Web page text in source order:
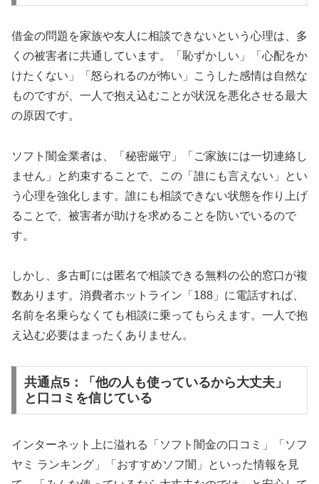
借金の問題を家族や友人に相談できないという心理は、多
くの被害者に共通しています。「恥ずかしい」「心配をか
けたくない」「怒られるのが怖い」こうした感情は自然な
ものですが、一人で抱え込むことが状況を悪化させる最大
の原因です。
ソフト闇金業者は、「秘密厳守」「ご家族には一切連絡し
ません」と約束することで、この「誰にも言えない」とい
う心理を強化します。誰にも相談できない状態を作り上げ
ることで、被害者が助けを求めることを防いでいるので
す。
しかし、多古町には匿名で相談できる無料の公的窓口が複
数あります。消費者ホットライン「188」に電話すれば、
名前を名乗らなくても相談に乗ってもらえます。一人で抱
え込む必要はまったくありません。
共通点5：「他の人も使っているから大丈夫」
と口コミを信じている
インターネット上に溢れる「ソフト闇金の口コミ」「ソフ
ヤミ ランキング」「おすすめソフ闇」といった情報を見